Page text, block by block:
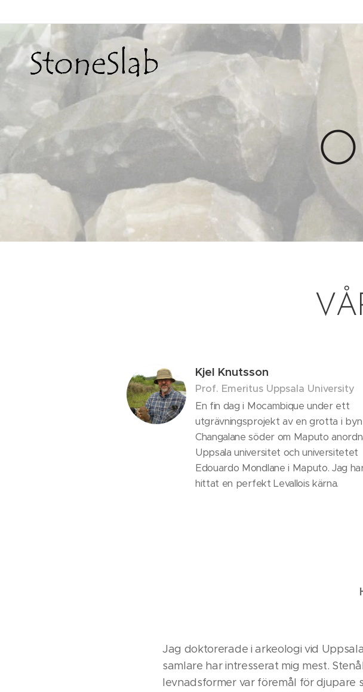
Kjel Knutsson
Prof. Emeritus Uppsala University
En fin dag i Mocambique under ett
utgrävningsprojekt av en grotta i byn
Changalane söder om Maputo
Uppsala universitet och universitetet
Edouardo Mondlane i Maputo. Jag
hittat en perfekt Levallois kärna.
Jag doktorerade i arkeologi vid
samlare har intresserat mig mest.
levnadsformer var föremål för djupare